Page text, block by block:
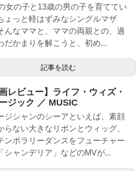
女の子と13歳の男の子を育ててい
ょっと軽はずみなシングルマザ
んなママと、ママの両親との、過
だかまりを解こうと、初め...
記事を読む
画レビュー】ライフ・ウィズ・
ジック ／ MUSIC
ジシャンのシーアといえば、素顔
らない大きなリボンとウィッグ、
ンポラリーダンスをフューチャー
シャンデリア」などのMVが...